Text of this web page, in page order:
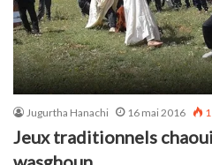
Jugurtha Hanachi 16 mai 2016
Jeux traditionnels